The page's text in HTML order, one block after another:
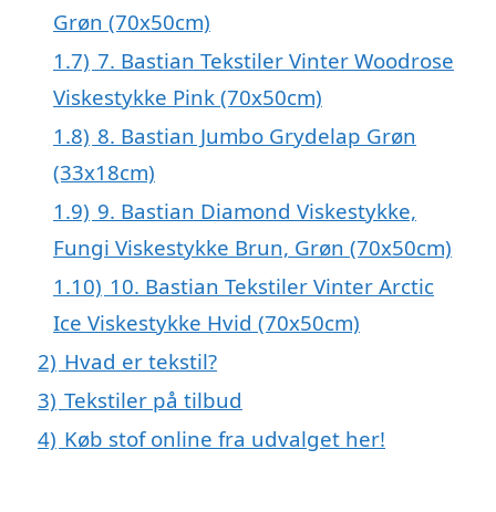
Grøn (70x50cm)
1.7) 7. Bastian Tekstiler Vinter Woodrose
Viskestykke Pink (70x50cm)
1.8) 8. Bastian Jumbo Grydelap Grøn
(33x18cm)
1.9) 9. Bastian Diamond Viskestykke,
Fungi Viskestykke Brun, Grøn (70x50cm)
1.10) 10. Bastian Tekstiler Vinter Arctic
Ice Viskestykke Hvid (70x50cm)
2) Hvad er tekstil?
3) Tekstiler på tilbud
4) Køb stof online fra udvalget her!